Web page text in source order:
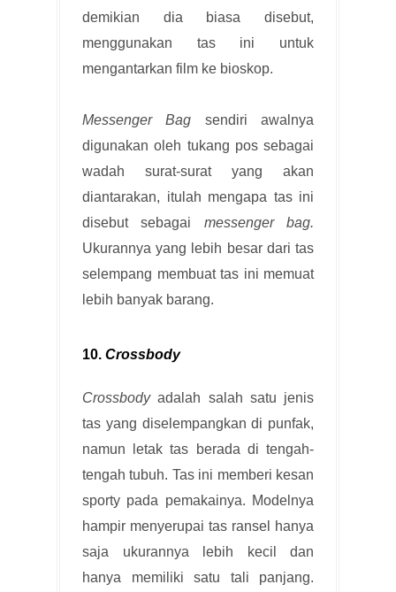
demikian dia biasa disebut,
menggunakan tas ini untuk
mengantarkan film ke bioskop.
Messenger Bag sendiri awalnya
digunakan oleh tukang pos sebagai
wadah surat-surat yang akan
diantarakan, itulah mengapa tas ini
disebut sebagai messenger bag.
Ukurannya yang lebih besar dari tas
selempang membuat tas ini memuat
lebih banyak barang.
10. Crossbody
Crossbodyadalah salah satu jenis
tas yang diselempangkan di punfak,
namun letak tas berada di tengah-
tengah tubuh. Tas ini memberi kesan
sporty pada pemakainya. Modelnya
hampir menyerupai tas ransel hanya
saja ukurannya lebih kecil dan
hanya memiliki satu tali panjang.